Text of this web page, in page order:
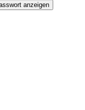
anzeigen